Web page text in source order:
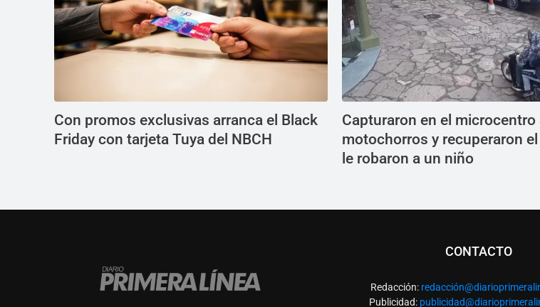
Con promos exclusivas arranca el Black
Friday con tarjeta Tuya del NBCH
Capturaron en el microcentro
motochorros y recuperaron
le robaron a un niño
CONTACTO
Redacción: redacció
Publicidad: